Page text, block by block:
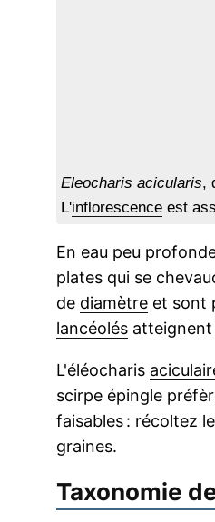
Eleocharis acicularis,
L'inflorescence est
En eau peu
plates qui se
de diamètre et sont
lancéolés atteignent
L'éléocharis
scirpe épingle
faisables : récoltez
graines.
Taxonomie